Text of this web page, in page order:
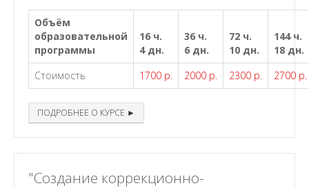
Объём
образовательной
программы
16 ч.
4 дн.
36 ч.
6 дн.
72 ч.
10 дн.
144 ч.
18 дн.
Стоимость
1700 р. 2000 р. 2300 р. 2700 р.
ПОДРОБНЕЕ О КУРСЕ ►
"Создание коррекционно-